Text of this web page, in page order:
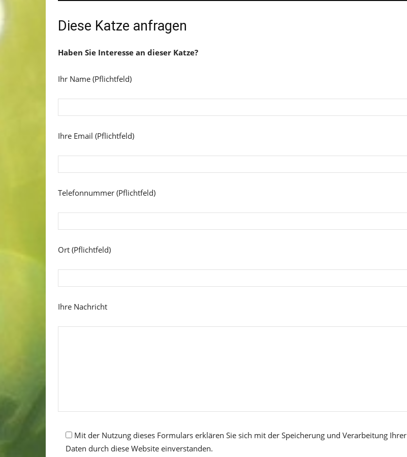
Diese Katze anfragen
Haben Sie Interesse an dieser Katze?
Ihr Name (Pflichtfeld)
Ihre Email (Pflichtfeld)
Telefonnummer (Pflichtfeld)
Ort (Pflichtfeld)
Ihre Nachricht
Mit der Nutzung dieses Formulars erklären Sie sich mit der Speicherung und Verarbeitung Ihrer
Daten durch diese Website einverstanden.